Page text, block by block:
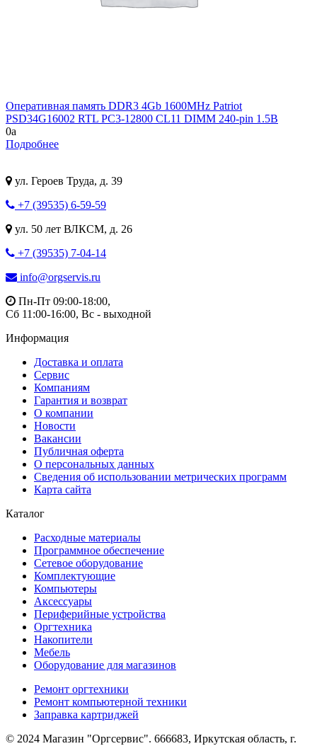
Оперативная память DDR3 4Gb 1600MHz Patriot
PSD34G16002 RTL PC3-12800 CL11 DIMM 240-pin 1.5В
0a
Подробнее
ул. Героев Труда, д. 39
+7 (39535) 6-59-59
ул. 50 лет ВЛКСМ, д. 26
+7 (39535) 7-04-14
info@orgservis.ru
Пн-Пт 09:00-18:00,
Сб 11:00-16:00, Вс - выходной
Информация
Доставка и оплата
Сервис
Компаниям
Гарантия и возврат
О компании
Новости
Вакансии
Публичная оферта
О персональных данных
Сведения об использовании метрических программ
Карта сайта
Каталог
Расходные материалы
Программное обеспечение
Сетевое оборудование
Комплектующие
Компьютеры
Аксессуары
Периферийные устройства
Оргтехника
Накопители
Мебель
Оборудование для магазинов
Ремонт оргтехники
Ремонт компьютерной техники
Заправка картриджей
© 2024 Магазин "Оргсервис". 666683, Иркутская область, г.